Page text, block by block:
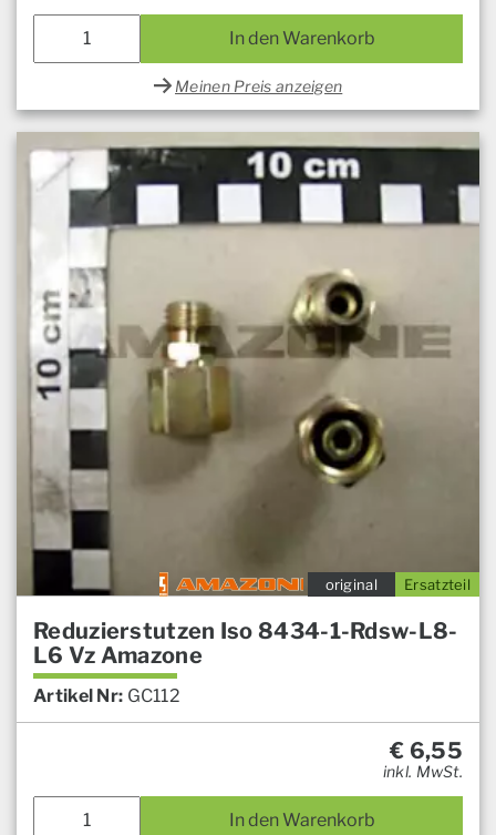
In den Warenkorb
Meinen Preis anzeigen
Ersatzteil
original
Reduzierstutzen Iso 8434-1-Rdsw-L8-
L6 Vz Amazone
Artikel Nr: GC112
€ 6,55
inkl. MwSt.
In den Warenkorb